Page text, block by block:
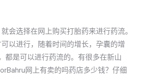
会选择在网上购买打胎药来进行药流。
以进行，随着时间的增长，孕囊的增
都是可以进行药流的。有很多在新山
网上有卖的吗药店多少钱？仔细